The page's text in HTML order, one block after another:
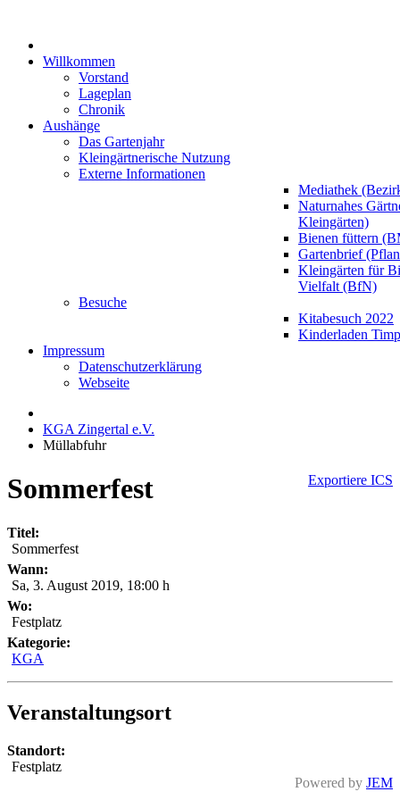
Willkommen
Vorstand
Lageplan
Chronik
Aushänge
Das Gartenjahr
Kleingärtnerische Nutzung
Externe Informationen
Mediathek
Naturnahes
Kleingärten)
Bienen füttern
Gartenbrief
Kleingärten für
Vielfalt (BfN)
Besuche
Kitabesuch 2022
Kinderladen
Impressum
Datenschutzerklärung
Webseite
KGA Zingertal e.V.
Müllabfuhr
Exportiere ICS
Sommerfest
Titel:
Sommerfest
Wann:
Sa, 3. August 2019, 18:00 h
Wo:
Festplatz
Kategorie:
KGA
Veranstaltungsort
Standort:
Festplatz
Powered by JEM